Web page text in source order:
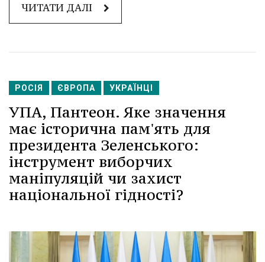
ЧИТАТИ ДАЛІ
РОСІЯ ЄВРОПА УКРАЇНЦІ
УПА, Пантеон. Яке значення
має історична пам'ять для
президента Зеленського:
інструмент виборчих
маніпуляцій чи захист
національної гідності?